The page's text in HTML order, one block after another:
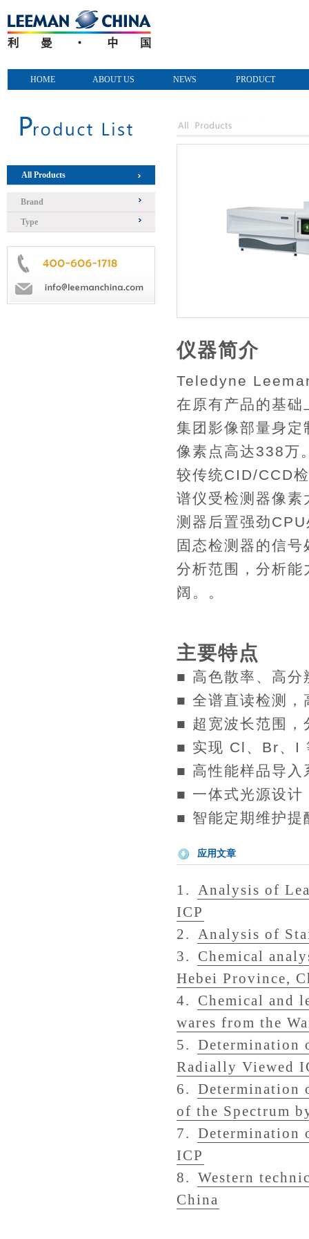
HOME ABOUT US NEWS PRODUCT
All Products
Brand
Type
仪器简介
Teledyne
在原有产品的基
集团影像部量身
像素点高达338万
较传统CID/CCD
谱仪受检测器像
测器后置强劲
固态检测器的信
分析范围，分析
阔。。
主要特点
■ 高色散率、高分
■ 全谱直读检测，
■ 超宽波长范围，
■ 实现 Cl、Br、I
■ 高性能样品导入
■ 一体式光源设计
■ 智能定期维护提
应用文章
1. Analysis of
ICP
2. Analysis of
3.
Chemical
Hebei Province,
4.
Chemical and
wares from the
5. Determination
Radially Viewed
6. Determination
of the Spectrum
7. Determination
ICP
8. Western
China